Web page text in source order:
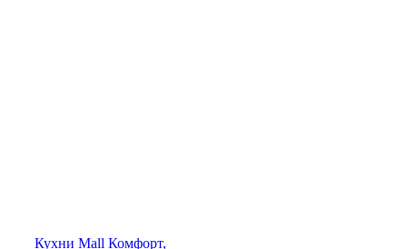
Кухни Mall Комфорт,